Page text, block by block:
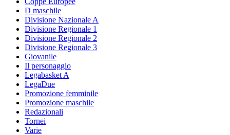
D maschile
Divisione Nazionale A
Divisione Regionale 1
Divisione Regionale 2
Divisione Regionale 3
Giovanile
Il personaggio
Legabasket A
LegaDue
Promozione femminile
Promozione maschile
Redazionali
Tornei
Varie